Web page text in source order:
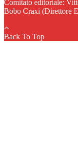
Comitato editoriale:
Bobo Craxi (Direttore
Back To Top